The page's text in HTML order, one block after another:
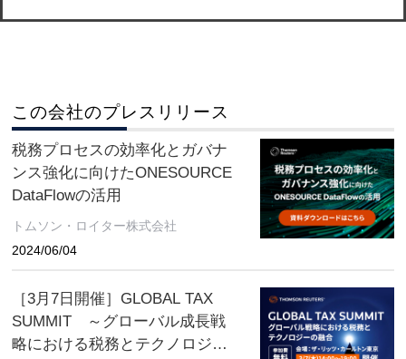
この会社のプレスリリース
税務プロセスの効率化とガバナ
ンス強化に向けたONESOURCE
DataFlowの活用
トムソン・ロイター株式会社
2024/06/04
［3月7日開催］GLOBAL TAX
SUMMIT ～グローバル成長戦
略における税務とテクノロジー